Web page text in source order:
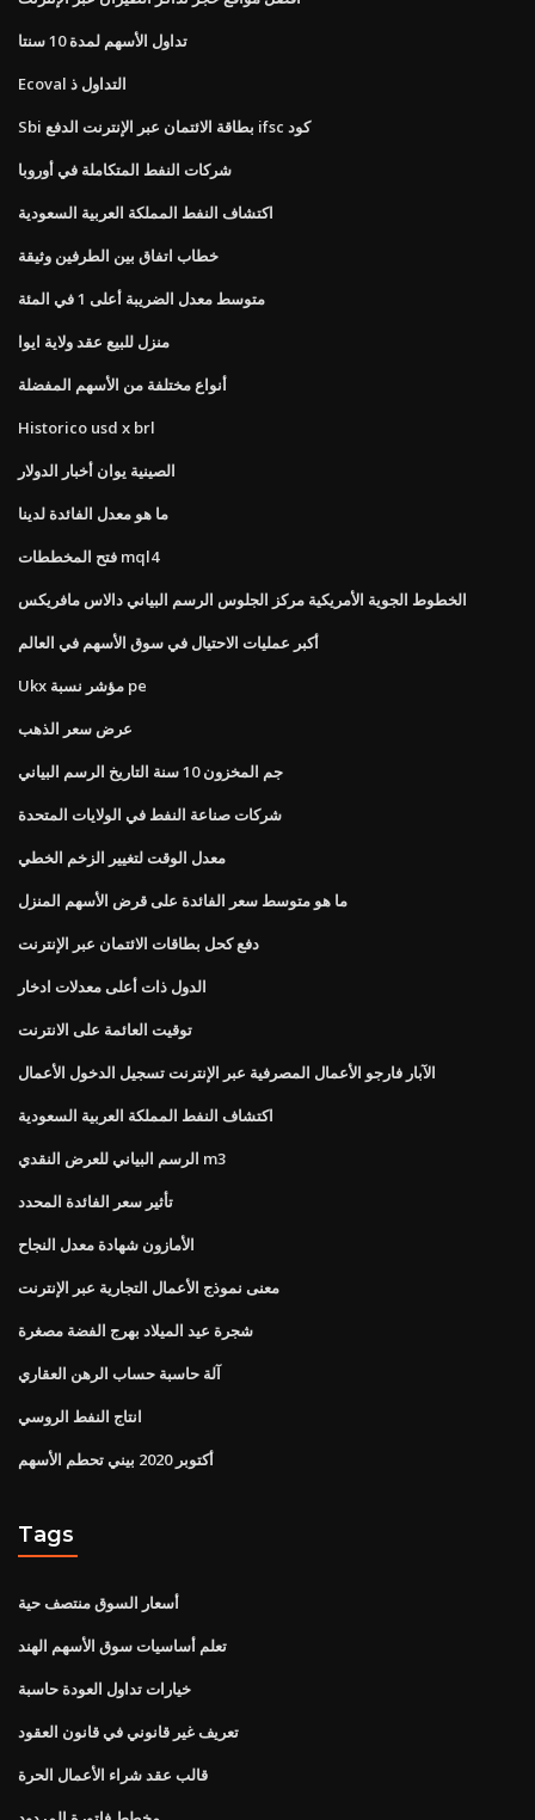
تداول الأسهم لمدة 10 سنتا
Ecoval التداول ذ
Sbi بطاقة الائتمان عبر الإنترنت الدفع ifsc كود
شركات النفط المتكاملة في أوروبا
اكتشاف النفط المملكة العربية السعودية
خطاب اتفاق بين الطرفين وثيقة
متوسط ​​معدل الضريبة أعلى 1 في المئة
منزل للبيع عقد ولاية ايوا
أنواع مختلفة من الأسهم المفضلة
Historico usd x brl
الصينية يوان أخبار الدولار
ما هو معدل الفائدة لدينا
فتح المخططات mql4
الخطوط الجوية الأمريكية مركز الجلوس الرسم البياني دالاس مافريكس
أكبر عمليات الاحتيال في سوق الأسهم في العالم
Ukx مؤشر نسبة pe
عرض سعر الذهب
جم المخزون 10 سنة التاريخ الرسم البياني
شركات صناعة النفط في الولايات المتحدة
معدل الوقت لتغيير الزخم الخطي
ما هو متوسط ​​سعر الفائدة على قرض الأسهم المنزل
دفع كحل بطاقات الائتمان عبر الإنترنت
الدول ذات أعلى معدلات ادخار
توقيت العائمة على الانترنت
الآبار فارجو الأعمال المصرفية عبر الإنترنت تسجيل الدخول الأعمال
اكتشاف النفط المملكة العربية السعودية
الرسم البياني للعرض النقدي m3
تأثير سعر الفائدة المحدد
الأمازون شهادة معدل النجاح
معنى نموذج الأعمال التجارية عبر الإنترنت
شجرة عيد الميلاد بهرج الفضة مصغرة
آلة حاسبة حساب الرهن العقاري
انتاج النفط الروسي
أكتوبر 2020 بيني تحطم الأسهم
Tags
أسعار السوق منتصف حية
تعلم أساسيات سوق الأسهم الهند
خيارات تداول العودة حاسبة
تعريف غير قانوني في قانون العقود
قالب عقد شراء الأعمال الحرة